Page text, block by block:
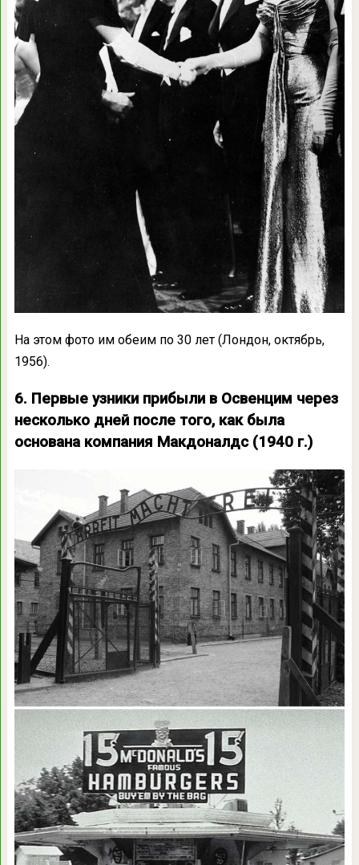
На этом фото им обеим по 30 лет (Лондон, октябрь,
1956).
6. Первые узники прибыли в Освенцим через
несколько дней после того, как была
основана компания Макдоналдс (1940 г.)